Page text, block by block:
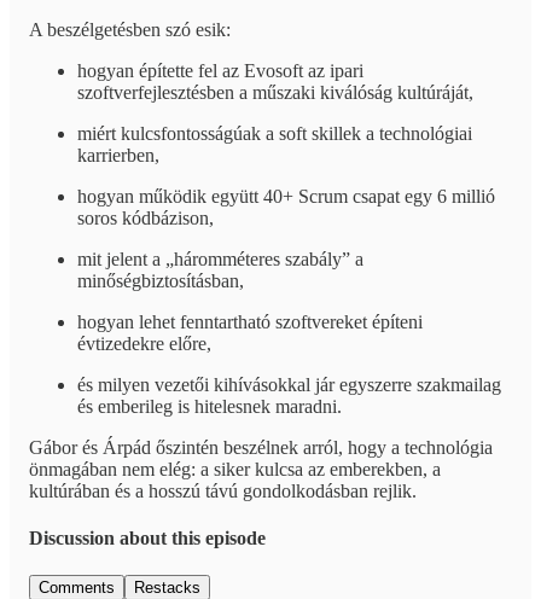
A beszélgetésben szó esik:
hogyan építette fel az Evosoft az ipari
szoftverfejlesztésben a műszaki kiválóság kultúráját,
miért kulcsfontosságúak a soft skillek a technológiai
karrierben,
hogyan működik együtt 40+ Scrum csapat egy 6 millió
soros kódbázison,
mit jelent a „háromméteres szabály” a
minőségbiztosításban,
hogyan lehet fenntartható szoftvereket építeni
évtizedekre előre,
és milyen vezetői kihívásokkal jár egyszerre szakmailag
és emberileg is hitelesnek maradni.
Gábor és Árpád őszintén beszélnek arról, hogy a technológia
önmagában nem elég: a siker kulcsa az emberekben, a
kultúrában és a hosszú távú gondolkodásban rejlik.
Discussion about this episode
Comments Restacks